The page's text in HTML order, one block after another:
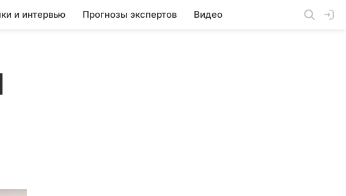
и интервью Прогнозы экспертов Видео